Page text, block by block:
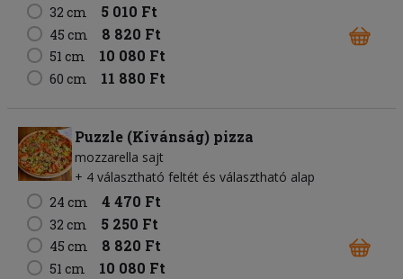
32 cm 5 010 Ft
45 cm 8 820 Ft
51 cm 10 080 Ft
60 cm 11 880 Ft
Puzzle (Kívánság) pizza
mozzarella sajt
+ 4 választható feltét és választható alap
24 cm
4 470 Ft
32 cm 5 250 Ft
45 cm 8 820 Ft
51 cm 10 080 Ft